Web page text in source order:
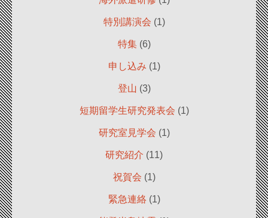
特別講演会 (1)
特集(6)
申し込み (1)
登山 (3)
短期留学生研究発表会 (1)
研究室見学会 (1)
研究紹介 (11)
祝賀会 (1)
緊急連絡 (1)